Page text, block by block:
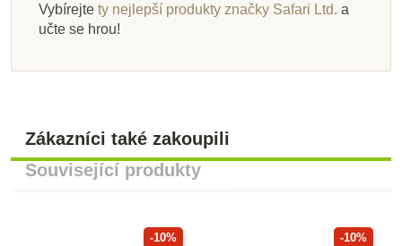
Vybírejte ty nejlepší produkty značky Safari Ltd. a
učte se hrou!
Zákazníci také zakoupili
Související produkty
-10% -10%